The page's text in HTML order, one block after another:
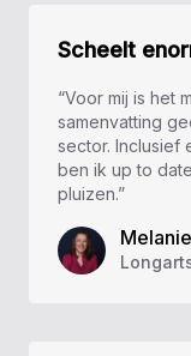
Scheelt
“Voor mij is het
samenvatting
sector. Inclusief
ben ik up to
pluizen.”